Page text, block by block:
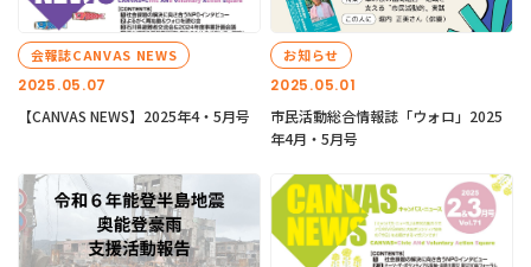
2025.05.07
会報誌CANVAS NEWS
【CANVAS NEWS】2025年4・5月号
2025.05.01
お知らせ
市民活動総合情報誌「ウォロ」2025
年4月・5月号